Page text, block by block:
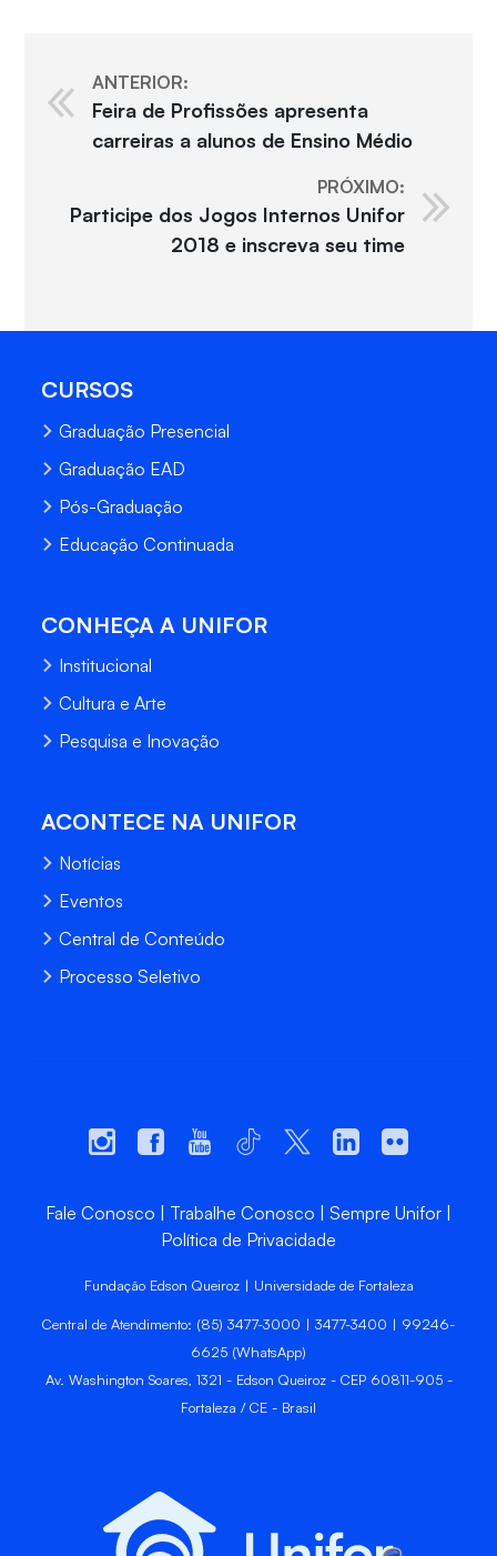
ANTERIOR:
Feira de Profissões apresenta
carreiras a alunos de Ensino Médio
PRÓXIMO:
Participe dos Jogos Internos Unifor
2018 e inscreva seu time
CURSOS
Graduação Presencial
Graduação EAD
Pós-Graduação
Educação Continuada
CONHEÇA A UNIFOR
Institucional
Cultura e Arte
Pesquisa e Inovação
ACONTECE NA UNIFOR
Notícias
Eventos
Central de Conteúdo
Processo Seletivo
Fale Conosco Trabalhe Conosco
Sempre Unifor
Política de Privacidade
Fundação Edson Queiroz | Universidade de Fortaleza
Central de Atendimento: (85) 3477-3000 | 3477-3400 | 99246-
6625 (WhatsApp)
Av. Washington Soares, 1321 - Edson Queiroz - CEP 60811-905 -
Fortaleza / CE - Brasil